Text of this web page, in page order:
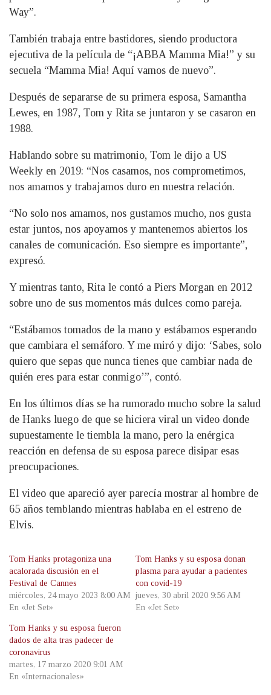
Way”.
También trabaja entre bastidores, siendo productora
ejecutiva de la película de “¡ABBA Mamma Mia!” y su
secuela “Mamma Mia! Aquí vamos de nuevo”.
Después de separarse de su primera esposa, Samantha
Lewes, en 1987, Tom y Rita se juntaron y se casaron en
1988.
Hablando sobre su matrimonio, Tom le dijo a US
Weekly en 2019: “Nos casamos, nos comprometimos,
nos amamos y trabajamos duro en nuestra relación.
“No solo nos amamos, nos gustamos mucho, nos gusta
estar juntos, nos apoyamos y mantenemos abiertos los
canales de comunicación. Eso siempre es importante”,
expresó.
Y mientras tanto, Rita le contó a Piers Morgan en 2012
sobre uno de sus momentos más dulces como pareja.
“Estábamos tomados de la mano y estábamos esperando
que cambiara el semáforo. Y me miró y dijo: ‘Sabes, solo
quiero que sepas que nunca tienes que cambiar nada de
quién eres para estar conmigo’”, contó.
En los últimos días se ha rumorado mucho sobre la salud
de Hanks luego de que se hiciera viral un video donde
supuestamente le tiembla la mano, pero la enérgica
reacción en defensa de su esposa parece disipar esas
preocupaciones.
El video que apareció ayer parecía mostrar al hombre de
65 años temblando mientras hablaba en el estreno de
Elvis.
Tom Hanks protagoniza una
acalorada discusión en el
Festival de Cannes
miércoles, 24 mayo 2023 8:00 AM
En «Jet Set»
Tom Hanks y su esposa donan
plasma para ayudar a pacientes
con covid-19
jueves, 30 abril 2020 9:56 AM
En «Jet Set»
Tom Hanks y su esposa fueron
dados de alta tras padecer de
coronavirus
martes, 17 marzo 2020 9:01 AM
En «Internacionales»